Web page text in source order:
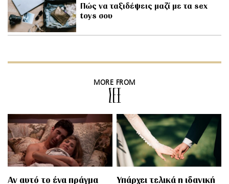
Πώς να ταξιδέψεις μαζί με τα sex
toys σου
MORE FROM
ΣΕΞ
Αν αυτό το ένα πράγμα
Υπάρχει τελικά η ιδανική